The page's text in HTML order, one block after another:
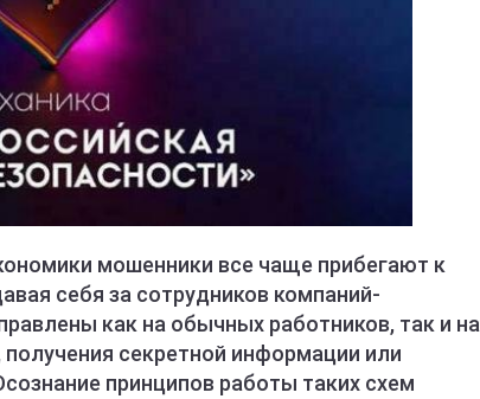
мошенники все чаще прибегают к
себя за сотрудников компаний-
как на обычных работников, так и на
секретной информации или
принципов работы таких схем